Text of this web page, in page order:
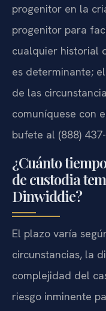
progenitor en la
progenitor para
cualquier historial
es determinante;
de las
comuníquese con
bufete al (888)
¿Cuánto
de custodia
Dinwiddie?
El plazo varía
circunstancias, la
complejidad del
riesgo inminente